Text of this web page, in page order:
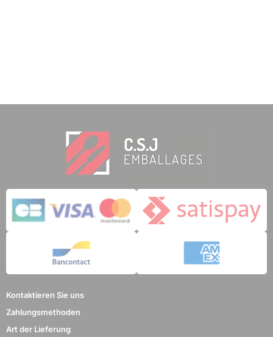
Kontaktieren Sie uns
Zahlungsmethoden
Art der Lieferung